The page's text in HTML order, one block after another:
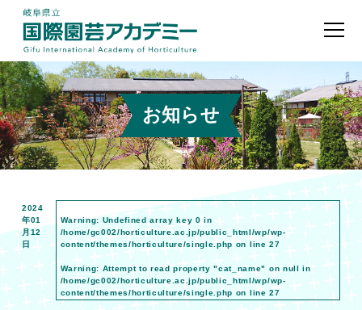
お知らせ
2024
年01
月12
日
Warning: Undefined array key 0 in
/home/gc002/horticulture.ac.jp/public_html/wp/wp-
content/themes/horticulture/single.php on line27
Warning: Attempt to read property "cat_name" on null in
/home/gc002/horticulture.ac.jp/public_html/wp/wp-
content/themes/horticulture/single.php on line27